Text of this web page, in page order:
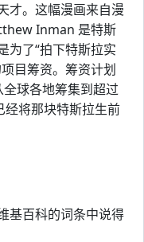
才。这幅漫画来自漫
Inman 是特斯
为了“拍下特斯拉实
目筹资。筹资计划
球各地筹集到超过
经将那块特斯拉生前
基百科的词条中说得